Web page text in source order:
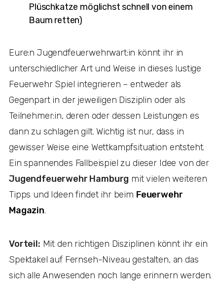
Plüschkatze möglichst schnell von einem
Baum retten)
Eure:n Jugendfeuerwehrwart:in könnt ihr in
unterschiedlicher Art und Weise in dieses lustige
Feuerwehr Spiel integrieren – entweder als
Gegenpart in der jeweiligen Disziplin oder als
Teilnehmer:in, deren oder dessen Leistungen es
dann zu schlagen gilt. Wichtig ist nur, dass in
gewisser Weise eine Wettkampfsituation entsteht.
Ein spannendes Fallbeispiel zu dieser Idee von der
Jugendfeuerwehr Hamburg mit vielen weiteren
Tipps und Ideen findet ihr beim Feuerwehr
Magazin.
Vorteil: Mit den richtigen Disziplinen könnt ihr ein
Spektakel auf Fernseh-Niveau gestalten, an das
sich alle Anwesenden noch lange erinnern werden.